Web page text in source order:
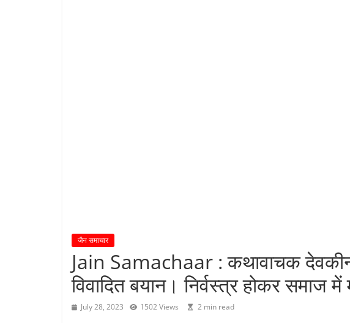
जैन समाचार
Jain Samachaar : कथावाचक
विवादित बयान। निर्वस्त्र होकर समाज
July 28, 2023 1502 Views 2 min read